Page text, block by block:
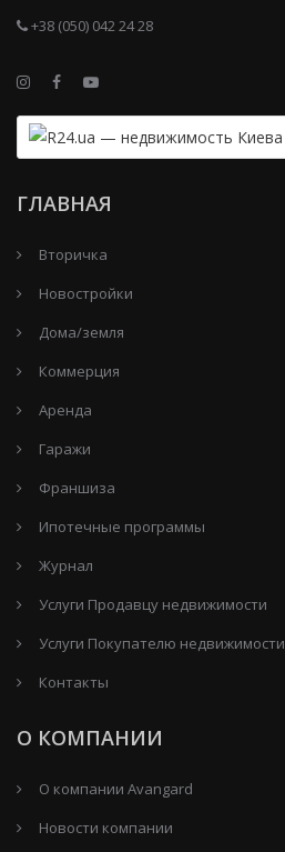
+38 (050) 042 24 28
ГЛАВНАЯ
Вторичка
Новостройки
Дома/земля
Коммерция
Аренда
Гаражи
Франшиза
Ипотечные программы
Журнал
Услуги Продавцу недвижимости
Услуги Покупателю недвижимости
Контакты
О КОМПАНИИ
О компании Avangard
Новости компании